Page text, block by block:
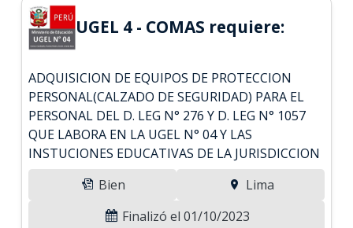
UGEL 4 - COMAS requiere:
ADQUISICION DE EQUIPOS DE PROTECCION
PERSONAL(CALZADO DE SEGURIDAD) PARA EL
PERSONAL DEL D. LEG N° 276 Y D. LEG N° 1057
QUE LABORA EN LA UGEL N° 04 Y LAS
INSTUCIONES EDUCATIVAS DE LA JURISDICCION
Bien
Lima
Finalizó el 01/10/2023